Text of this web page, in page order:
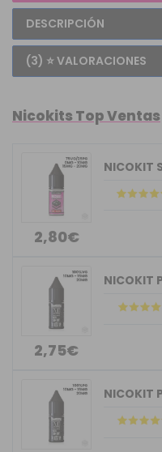
DESCRIPCIÓN
(3) ⭐ VALORACIONES
Nicokits Top Ventas
2,80€
2,75€